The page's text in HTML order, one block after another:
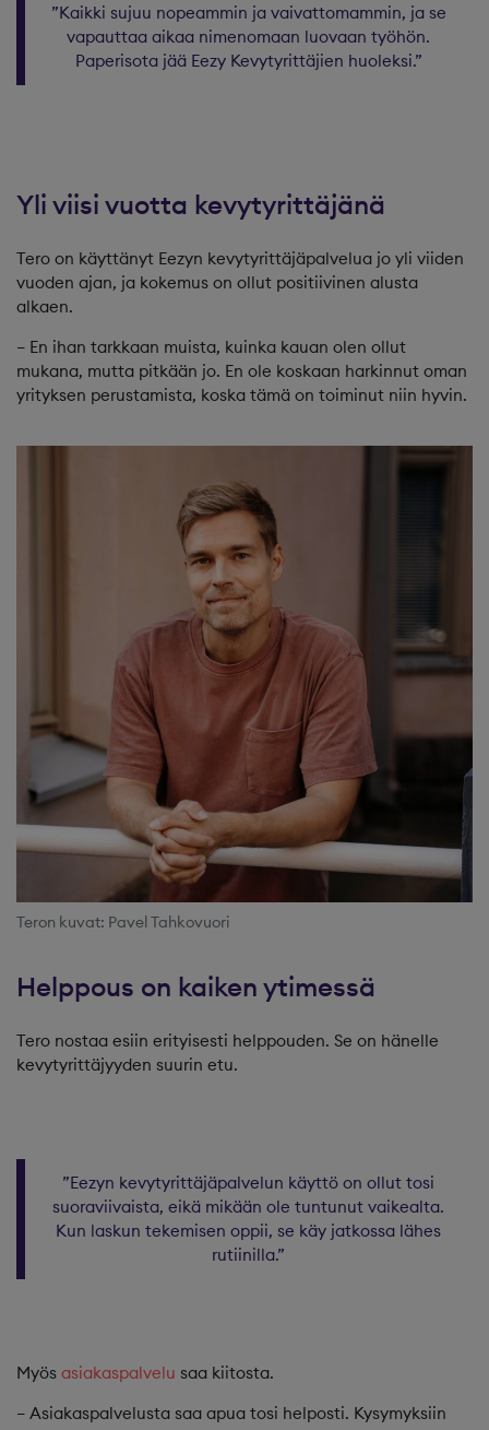
”Kaikki sujuu nopeammin ja vaivattomammin, ja se
vapauttaa aikaa nimenomaan luovaan työhön.
Paperisota jää Eezy Kevytyrittäjien huoleksi.”
Yli viisi vuotta kevytyrittäjänä
Tero on käyttänyt Eezyn kevytyrittäjäpalvelua jo yli viiden
vuoden ajan, ja kokemus on ollut positiivinen alusta
alkaen.
– En ihan tarkkaan muista, kuinka kauan olen ollut
mukana, mutta pitkään jo. En ole koskaan harkinnut oman
yrityksen perustamista, koska tämä on toiminut niin hyvin.
Teron kuvat: Pavel Tahkovuori
Helppous on kaiken ytimessä
Tero nostaa esiin erityisesti helppouden. Se on hänelle
kevytyrittäjyyden suurin etu.
”Eezyn kevytyrittäjäpalvelun käyttö on ollut tosi
suoraviivaista, eikä mikään ole tuntunut vaikealta.
Kun laskun tekemisen oppii, se käy jatkossa lähes
rutiinilla.”
Myös asiakaspalvelu saa kiitosta.
– Asiakaspalvelusta saa apua tosi helposti. Kysymyksiin